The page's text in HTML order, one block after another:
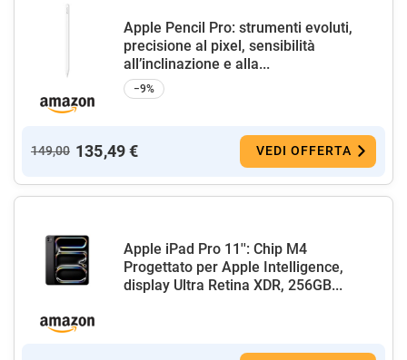
Apple Pencil Pro: strumenti evoluti,
precisione al pixel, sensibilità
all’inclinazione e alla...
−9%
149,00 135,49 € VEDI OFFERTA
Apple iPad Pro 11'': Chip M4
Progettato per Apple Intelligence,
display Ultra Retina XDR, 256GB...